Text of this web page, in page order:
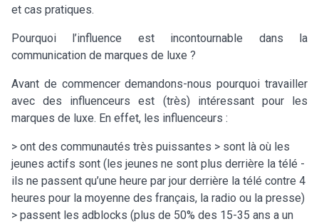
et cas pratiques.
Pourquoi l’influence est incontournable dans la
communication de marques de luxe ?
Avant de commencer demandons-nous pourquoi travailler
avec des influenceurs est (très) intéressant pour les
marques de luxe. En effet, les influenceurs :
> ont des communautés très puissantes > sont là où les
jeunes actifs sont (les jeunes ne sont plus derrière la télé -
ils ne passent qu’une heure par jour derrière la télé contre 4
heures pour la moyenne des français, la radio ou la presse)
> passent les adblocks (plus de 50% des 15-35 ans a un